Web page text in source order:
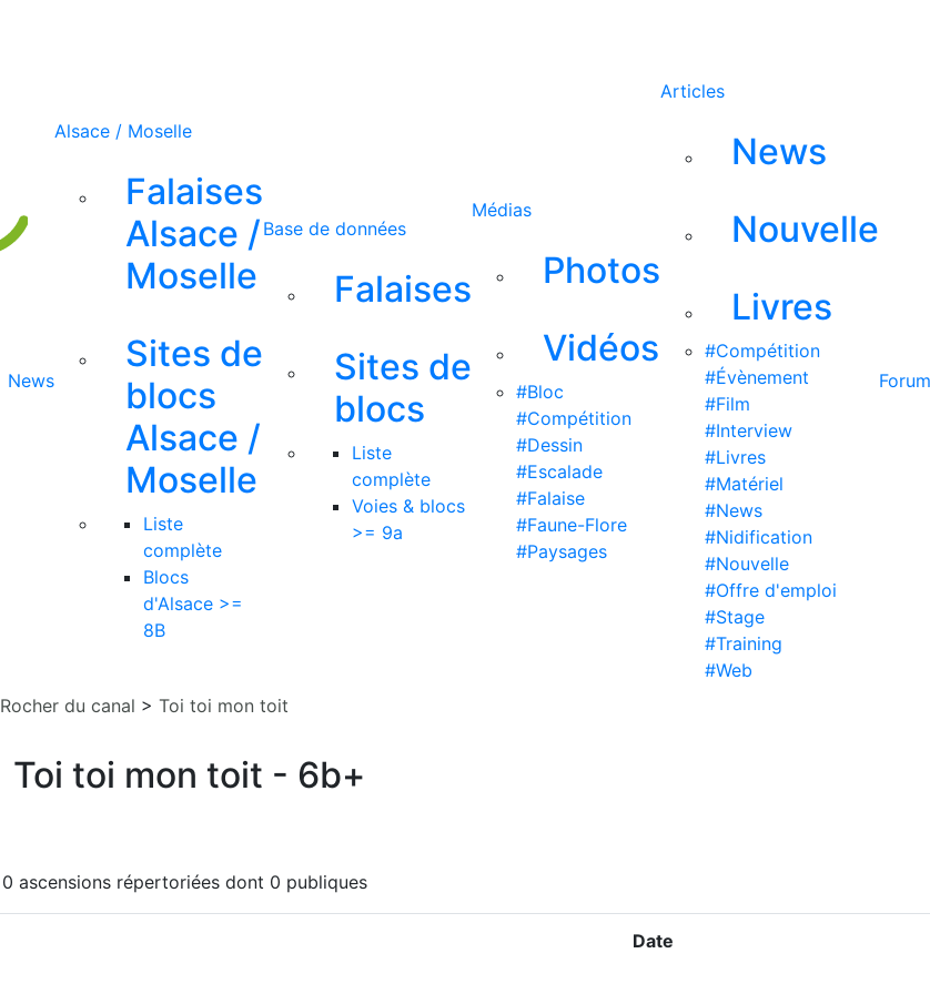
News
Alsace / Moselle
Falaises
Alsace /
Moselle
Sites de
blocs
Alsace /
Moselle
Liste
complète
Blocs
d'Alsace >=
8B
Base de données
Falaises
Sites de
blocs
Liste
complète
Voies & blocs
>= 9a
Médias
Photos
Vidéos
#Bloc
#Compétition
#Dessin
#Escalade
#Falaise
#Faune-Flore
#Paysages
Articles
News
Nouvelle
Livres
#Compétition
#Évènement
#Film
#Interview
#Livres
#Matériel
#News
#Nidification
#Nouvelle
#Offre d'emploi
#Stage
#Training
#Web
Forum
Rocher du canal > Toi toi mon toit
Toi toi mon toit - 6b+
0 ascensions répertoriées dont 0 publiques
Date